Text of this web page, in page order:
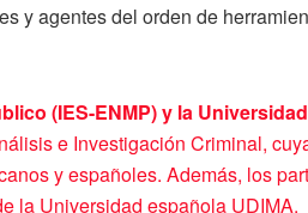
y agentes del orden de
(IES-ENMP) y la
e Investigación Criminal,
y españoles. Además, los
la Universidad española UDIMA.